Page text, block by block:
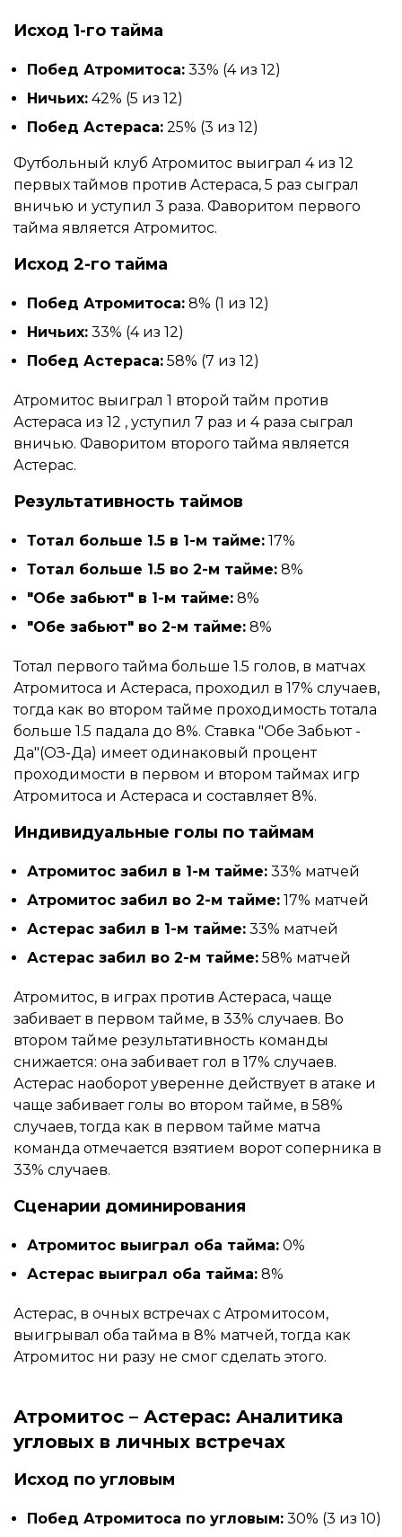
Исход 1-го тайма
Побед Атромитоса: 33% (4 из 12)
Ничьих: 42% (5 из 12)
Побед Астераса: 25% (3 из 12)
Футбольный клуб Атромитос выиграл 4 из 12
первых таймов против Астераса, 5 раз сыграл
вничью и уступил 3 раза. Фаворитом первого
тайма является Атромитос.
Исход 2-го тайма
Побед Атромитоса: 8% (1 из 12)
Ничьих: 33% (4 из 12)
Побед Астераса: 58% (7 из 12)
Атромитос выиграл 1 второй тайм против
Астераса из 12 , уступил 7 раз и 4 раза сыграл
вничью. Фаворитом второго тайма является
Астерас.
Результативность таймов
Тотал больше 1.5 в 1-м тайме: 17%
Тотал больше 1.5 во 2-м тайме: 8%
"Обе забьют" в 1-м тайме: 8%
"Обе забьют" во 2-м тайме: 8%
Тотал первого тайма больше 1.5 голов, в матчах
Атромитоса и Астераса, проходил в 17% случаев,
тогда как во втором тайме проходимость тотала
больше 1.5 падала до 8%. Ставка "Обе Забьют -
Да"(ОЗ-Да) имеет одинаковый процент
проходимости в первом и втором таймах игр
Атромитоса и Астераса и составляет 8%.
Индивидуальные голы по таймам
Атромитос забил в 1-м тайме: 33% матчей
Атромитос забил во 2-м тайме: 17% матчей
Астерас забил в 1-м тайме: 33% матчей
Астерас забил во 2-м тайме: 58% матчей
Атромитос, в играх против Астераса, чаще
забивает в первом тайме, в 33% случаев. Во
втором тайме результативность команды
снижается: она забивает гол в 17% случаев.
Астерас наоборот уверенне действует в атаке и
чаще забивает голы во втором тайме, в 58%
случаев, тогда как в первом тайме матча
команда отмечается взятием ворот соперника в
33% случаев.
Сценарии доминирования
Атромитос выиграл оба тайма: 0%
Астерас выиграл оба тайма: 8%
Астерас, в очных встречах с Атромитосом,
выигрывал оба тайма в 8% матчей, тогда как
Атромитос ни разу не смог сделать этого.
Атромитос – Астерас: Аналитика
угловых в личных встречах
Исход по угловым
Побед Атромитоса по угловым: 30% (3 из 10)